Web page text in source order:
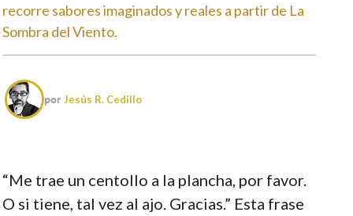
recorre sabores imaginados y reales a partir de La
Sombra del Viento.
porJesús R. Cedillo
“Me trae un centollo a la plancha, por favor.
O si tiene, tal vez al ajo. Gracias.” Esta frase